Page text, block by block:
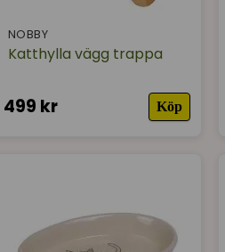
NOBBY
Katthylla vägg trappa
499 kr Köp